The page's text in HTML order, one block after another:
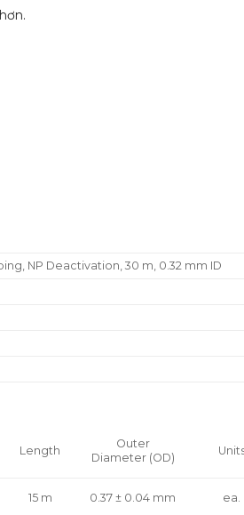
NP Deactivation, 30 m, 0.32 mm ID
Length
Outer
Diameter (OD)
15 m 0.37 ± 0.04 mm ea.